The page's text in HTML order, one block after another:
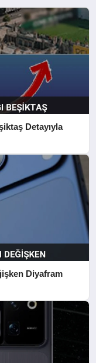
Detayıyla
Diyafram